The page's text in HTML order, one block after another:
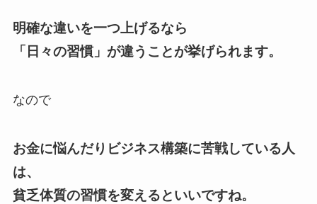
明確な違いを一つ上げるなら
「日々の習慣」が違うことが挙げられます。
なので
お金に悩んだりビジネス構築に苦戦している人
は、
貧乏体質の習慣を変えるといいですね。